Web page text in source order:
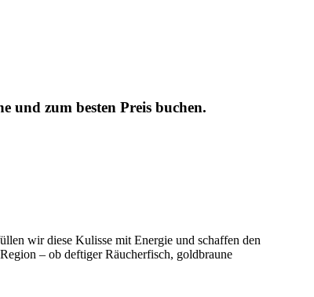
und zum besten Preis buchen.
wir diese Kulisse mit Energie und schaffen den
– ob deftiger Räucherfisch, goldbraune